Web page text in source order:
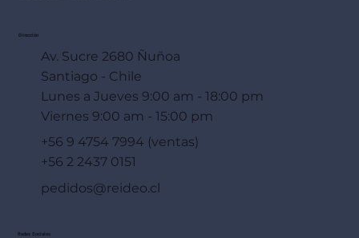
Dirección
Av. Sucre 2680 Ñuñoa
Santiago - Chile
Lunes a Jueves 9:00 am - 18:00 pm
Viernes 9:00 am - 15:00 pm
+56 9 4754 7994 (ventas)
+56 2 2437 0151
pedidos@reideo.cl
Redes Sociales